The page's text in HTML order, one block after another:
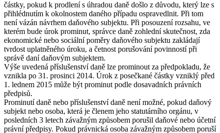
částky, pokud k prodlení s úhradou daně došlo z důvodu, který lze s
přihlédnutím k okolnostem daného případu ospravedlnit. Při tom
není vázán návrhem daňového subjektu. Při posouzení rozsahu, ve
kterém bude úrok prominut, správce daně zohlední skutečnost, zda
ekonomické nebo sociální poměry daňového subjektu zakládají
tvrdost uplatněného úroku, a četnost porušování povinností při
správě daní daňovým subjektem.
Výše uvedená příslušenství daně lze prominout za předpokladu, že
vznikla po 31. prosinci 2014. Úrok z posečkané částky vzniklý před
1. lednem 2015 může být prominut podle dosavadních právních
předpisů.
Prominutí daně nebo příslušenství daně není možné, pokud daňový
subjekt nebo osoba, která je členem jeho statutárního orgánu, v
posledních 3 letech závažným způsobem porušil daňové nebo účetní
právní předpisy. Pokud právnická osoba závažným způsobem poruší